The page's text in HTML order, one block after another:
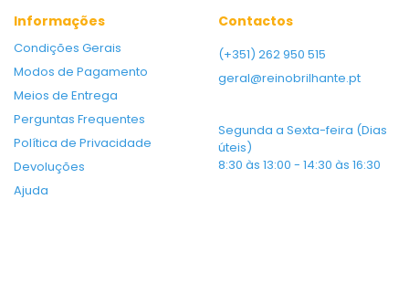
Informações
Condições Gerais
Modos de Pagamento
Meios de Entrega
Perguntas Frequentes
Política de Privacidade
Devoluções
Ajuda
Contactos
(+351) 262 950 515
geral@reinobrilhante.pt
Segunda a Sexta-feira (Dias
úteis)
8:30 às 13:00 - 14:30 às 16:30